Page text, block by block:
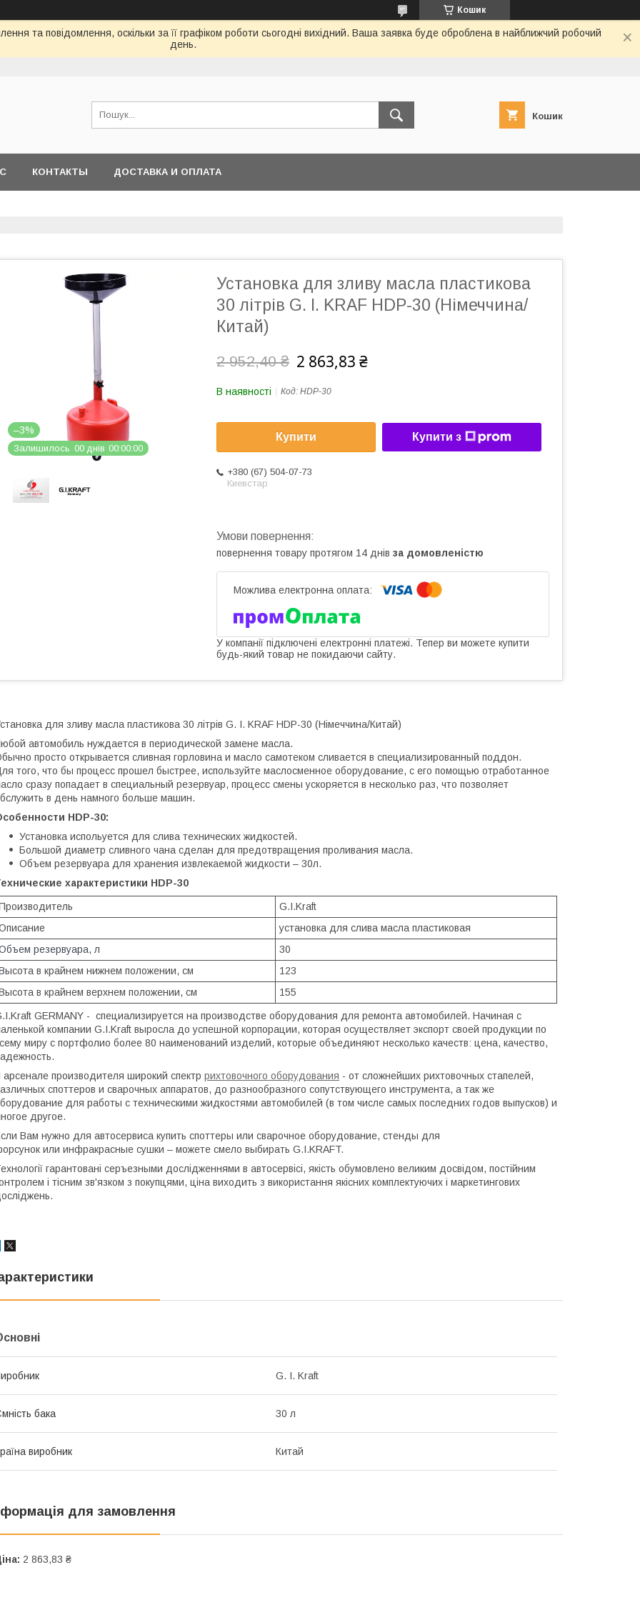
Кошик
та повідомлення, оскільки за її графіком роботи сьогодні вихідний. Ваша заявка буде оброблена в найближчий робочий
день.
Кошик
КОНТАКТЫ ДОСТАВКА И ОПЛАТА
–3%
Залишилось 00 днів 00 00 00
Установка для зливу масла пластикова
30 літрів G. I. KRAF HDP-30 (Німеччина/
Китай)
2 952,40 ₴ 2 863,83 ₴
В наявності Код: HDP-30
Купити Купити з
+380 (67) 504-07-73
Киевстар
повернення товару протягом 14 днів за домовленістю
У компанії підключені електронні платежі. Тепер ви можете купити
будь-який товар не покидаючи сайту.
для зливу масла пластикова 30 літрів G. I. KRAF HDP-30 (Німеччина/Китай)
автомобиль нуждается в периодической замене масла.
просто открывается сливная горловина и масло самотеком сливается в специализированный поддон.
того, что бы процесс прошел быстрее, используйте маслосменное оборудование, с его помощью отработанное
сразу попадает в специальный резервуар, процесс смены ускоряется в несколько раз, что позволяет
в день намного больше машин.
HDP-30:
Установка испольуется для слива технических жидкостей.
Большой диаметр сливного чана сделан для предотвращения проливания масла.
Объем резервуара для хранения извлекаемой жидкости – 30л.
характеристики HDP-30
G.I.Kraft
установка для слива масла пластиковая
резервуара, л
30
ысота в крайнем нижнем положении, см
123
в крайнем верхнем положении, см
155
GERMANY - специализируется на производстве оборудования для ремонта автомобилей. Начиная с
компании G.I.Kraft выросла до успешной корпорации, которая осуществляет экспорт своей продукции по
миру с портфолио более 80 наименований изделий, которые объединяют несколько качеств: цена, качество,
арсенале производителя широкий спектр рихтовочного оборудования - от сложнейших рихтовочных стапелей,
споттеров и сварочных аппаратов, до разнообразного сопутствующего инструмента, а так же
для работы с техническими жидкостями автомобилей (в том числе самых последних годов выпусков) и
другое.
Вам нужно для автосервиса купить споттеры или сварочное оборудование, стенды для
или инфракрасные сушки – можете смело выбирать G.I.KRAFT.
гарантовані серъезными дослідженнями в автосервісі, якість обумовлено великим досвідом, постійним
і тісним зв'язком з покупцями, ціна виходить з використання якісних комплектуючих і маркетингових
G. I. Kraft
бака 30 л
виробник Китай
для замовлення
2 863,83 ₴